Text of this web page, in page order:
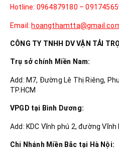
Hotline: 0964879180 –
Email:
CÔNG TY TNHH DV VẬN TẢI
Trụ sở chính Miền Nam:
Add: M7, Đường Lê Thị Riêng,
TP.HCM
VPGD tại Bình Dương:
Add: KDC Vĩnh phú 2, đường
Chi Nhánh Miền Bắc tại Hà Nội: